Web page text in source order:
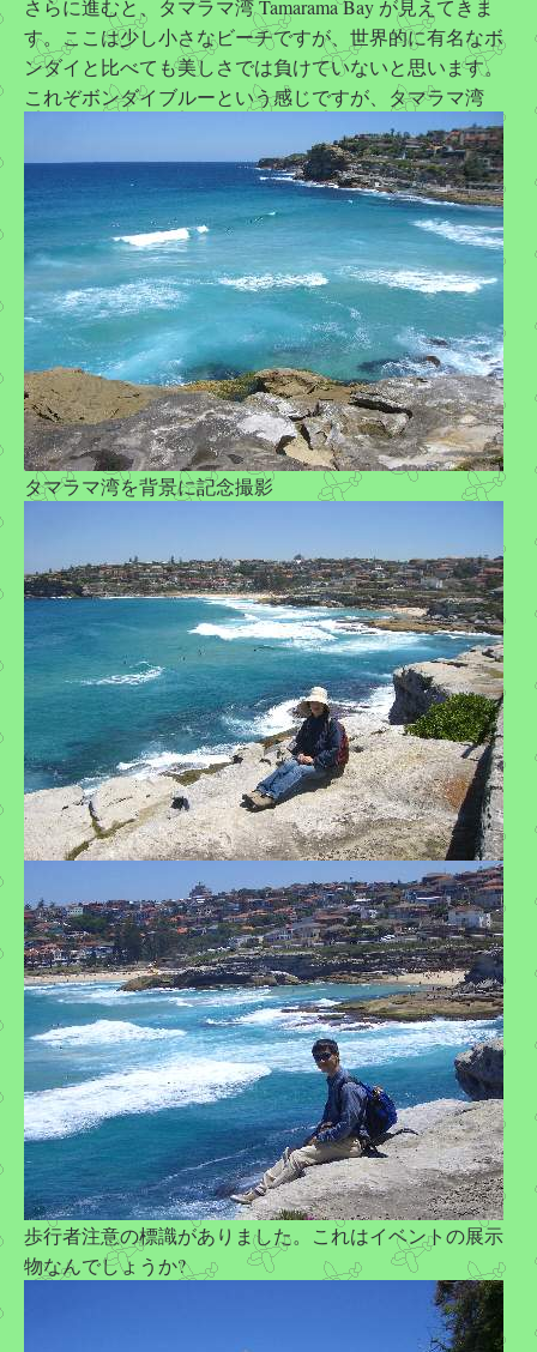
さらに進むと、タマラマ湾 Tamarama Bay が見えてきま
す。ここは少し小さなビーチですが、世界的に有名なボ
ンダイと比べても美しさでは負けていないと思います。
これぞボンダイブルーという感じですが、タマラマ湾
タマラマ湾を背景に記念撮影
歩行者注意の標識がありました。これはイベントの展示
物なんでしょうか?